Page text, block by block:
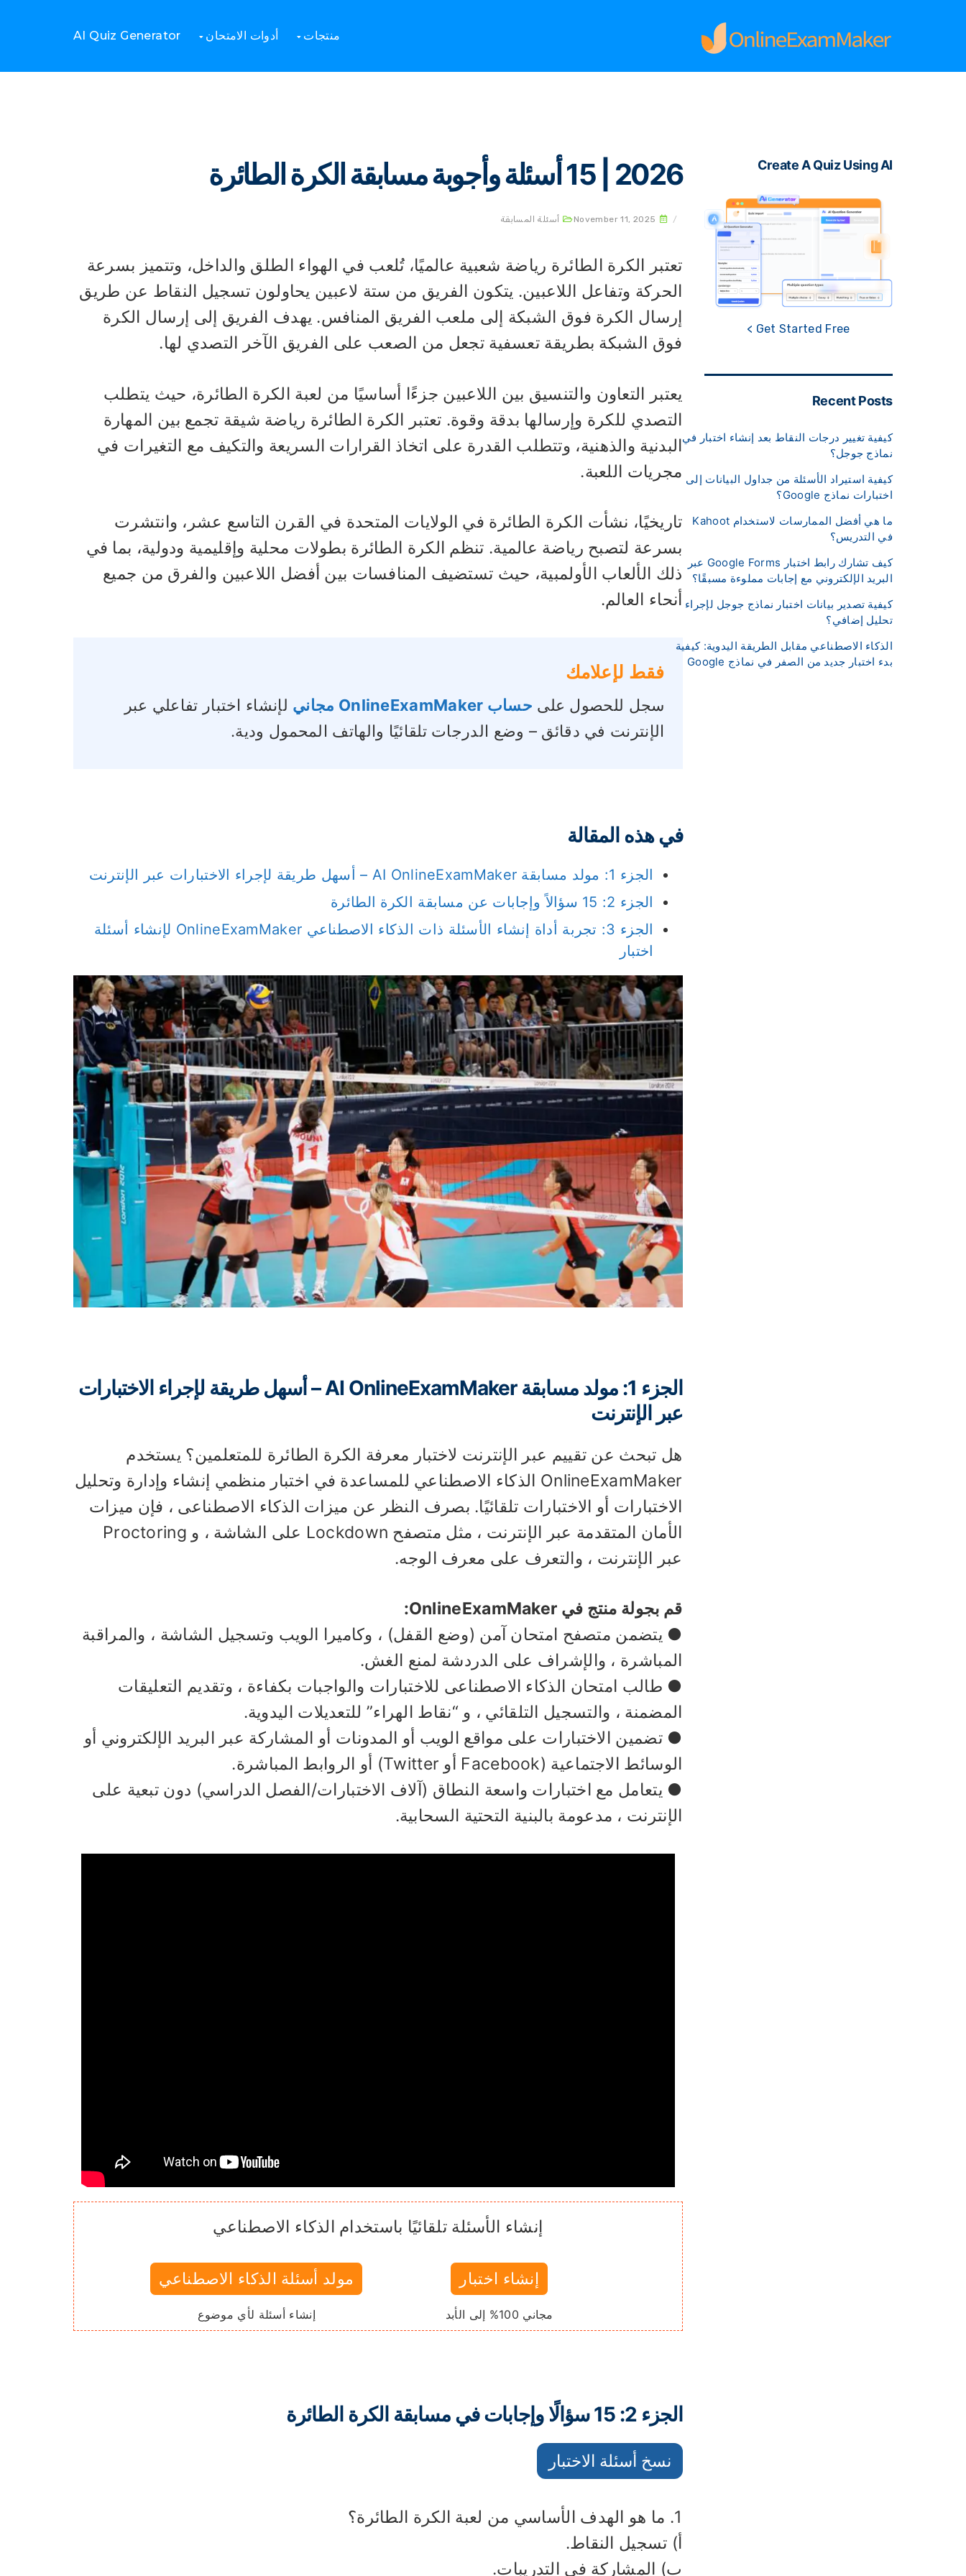
منتجات أدوات الامتحان AI Quiz Generator
2026 | 15 أسئلة وأجوبة مسابقة الكرة الطائرة
November 11, 2025 / أسئلة المسابقة
تعتبر الكرة الطائرة رياضة شعبية عالميًا، تُلعب في الهواء الطلق والداخل، وتتميز بسرعة
الحركة وتفاعل اللاعبين. يتكون الفريق من ستة لاعبين يحاولون تسجيل النقاط عن طريق
إرسال الكرة فوق الشبكة إلى ملعب الفريق المنافس. يهدف الفريق إلى إرسال الكرة
فوق الشبكة بطريقة تعسفية تجعل من الصعب على الفريق الآخر التصدي لها.
يعتبر التعاون والتنسيق بين اللاعبين جزءًا أساسيًا من لعبة الكرة الطائرة، حيث يتطلب
التصدي للكرة وإرسالها بدقة وقوة. تعتبر الكرة الطائرة رياضة شيقة تجمع بين المهارة
البدنية والذهنية، وتتطلب القدرة على اتخاذ القرارات السريعة والتكيف مع التغيرات في
مجريات اللعبة.
تاريخيًا، نشأت الكرة الطائرة في الولايات المتحدة في القرن التاسع عشر، وانتشرت
بسرعة لتصبح رياضة عالمية. تنظم الكرة الطائرة بطولات محلية وإقليمية ودولية، بما في
ذلك الألعاب الأولمبية، حيث تستضيف المنافسات بين أفضل اللاعبين والفرق من جميع
أنحاء العالم.
فقط لإعلامك
سجل للحصول على حساب OnlineExamMaker مجاني
لإنشاء اختبار تفاعلي عبر
الإنترنت في دقائق – وضع الدرجات تلقائيًا والهاتف المحمول ودية.
في هذه المقالة
الجزء 1: مولد مسابقة AI OnlineExamMaker – أسهل طريقة لإجراء الاختبارات عبر الإنترنت
الجزء 2: 15 سؤالاً وإجابات عن مسابقة الكرة الطائرة
الجزء 3: تجربة أداة إنشاء الأسئلة ذات الذكاء الاصطناعي OnlineExamMaker لإنشاء أسئلة
اختبار
الجزء 1: مولد مسابقة AI OnlineExamMaker – أسهل طريقة لإجراء الاختبارات
عبر الإنترنت
هل تبحث عن تقييم عبر الإنترنت لاختبار معرفة الكرة الطائرة للمتعلمين؟ يستخدم
OnlineExamMaker الذكاء الاصطناعي للمساعدة في اختبار منظمي إنشاء وإدارة وتحليل
الاختبارات أو الاختبارات تلقائيًا. بصرف النظر عن ميزات الذكاء الاصطناعى ، فإن ميزات
الأمان المتقدمة عبر الإنترنت ، مثل متصفح Lockdown على الشاشة ، و Proctoring
عبر الإنترنت ، والتعرف على معرف الوجه.
قم بجولة منتج في OnlineExamMaker:
● يتضمن متصفح امتحان آمن (وضع القفل) ، وكاميرا الويب وتسجيل الشاشة ، والمراقبة
المباشرة ، والإشراف على الدردشة لمنع الغش.
● طالب امتحان الذكاء الاصطناعى للاختبارات والواجبات بكفاءة ، وتقديم التعليقات
المضمنة ، والتسجيل التلقائي ، و “نقاط الهراء” للتعديلات اليدوية.
● تضمين الاختبارات على مواقع الويب أو المدونات أو المشاركة عبر البريد الإلكتروني أو
الوسائط الاجتماعية (Facebook أو Twitter) أو الروابط المباشرة.
● يتعامل مع اختبارات واسعة النطاق (آلاف الاختبارات/الفصل الدراسي) دون تبعية على
الإنترنت ، مدعومة بالبنية التحتية السحابية.
إنشاء الأسئلة تلقائيًا باستخدام الذكاء الاصطناعي
مولد أسئلة الذكاء الاصطناعي
إنشاء أسئلة لأي موضوع
إنشاء اختبار
مجاني 100% إلى الأبد
الجزء 2: 15 سؤالًا وإجابات في مسابقة الكرة الطائرة
نسخ أسئلة الاختبار
1. ما هو الهدف الأساسي من لعبة الكرة الطائرة؟
أ) تسجيل النقاط.
ب) المشاركة في التدريبات.
Create A Quiz Using AI
Get Started Free >
Recent Posts
كيفية تغيير درجات النقاط بعد إنشاء اختبار في
نماذج جوجل؟
كيفية استيراد الأسئلة من جداول البيانات إلى
اختبارات نماذج Google؟
ما هي أفضل الممارسات لاستخدام Kahoot
في التدريس؟
كيف تشارك رابط اختبار Google Forms عبر
البريد الإلكتروني مع إجابات مملوءة مسبقًا؟
كيفية تصدير بيانات اختبار نماذج جوجل لإجراء
تحليل إضافي؟
الذكاء الاصطناعي مقابل الطريقة اليدوية: كيفية
بدء اختبار جديد من الصفر في نماذج Google